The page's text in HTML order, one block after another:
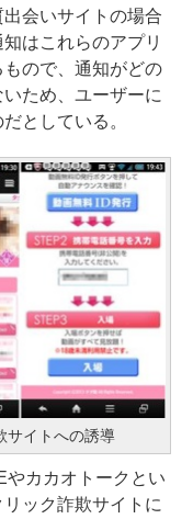
会いサイトの場合
はこれらのアプリ
ので、通知がどの
ため、ユーザーに
としている。
サイトへの誘導
カカオトークとい
ック詐欺サイトに